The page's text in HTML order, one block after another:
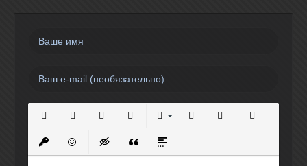
Вставить защищенную ссылку
Вставить смайлик
Вставка скрытого текста
Вставка цитаты
Вставка спойлера